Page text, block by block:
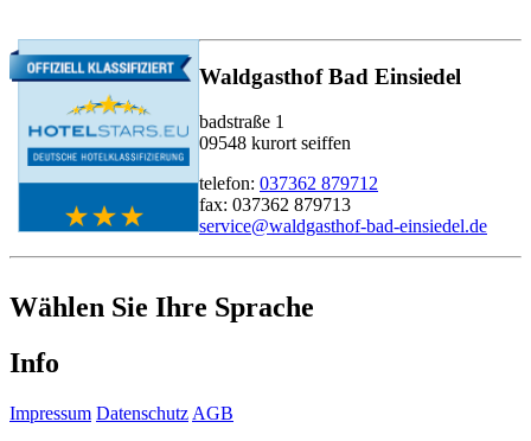
Waldgasthof Bad Einsiedel
badstraße 1
09548 kurort seiffen
telefon: 037362 879712
fax: 037362 879713
service@waldgasthof-bad-einsiedel.de
Wählen Sie Ihre Sprache
Info
Impressum Datenschutz AGB